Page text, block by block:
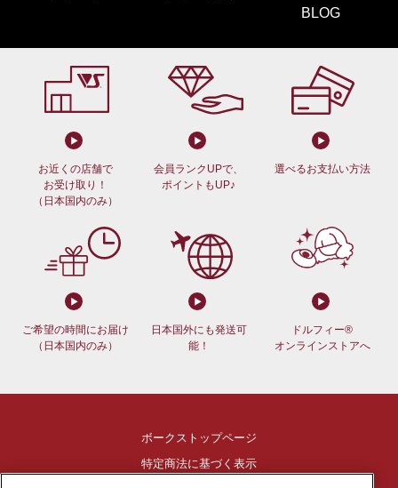
BLOG
お近くの店舗で
お受け取り！
（日本国内のみ）
会員ランクUPで、
ポイントもUP♪
選べるお支払い方法
ご希望の時間にお届け
（日本国内のみ）
日本国外にも発送可
能！
ドルフィー®
オンラインストアへ
ボークストップページ
特定商法に基づく表示